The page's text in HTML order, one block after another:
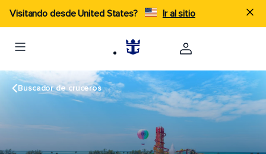
Visitando desde United States? Ir al sitio
Buscador de cruceros